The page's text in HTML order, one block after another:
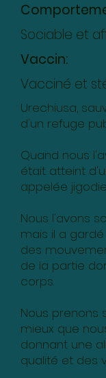
Sociable et
Vaccin:
Vacciné et
Urechiusa,
d'un refuge
Quand nous
était atteint
appelée
Nous l'avons
mais il a
des
de la partie
corps.
Nous prenons
mieux que
donnant une
qualité et des